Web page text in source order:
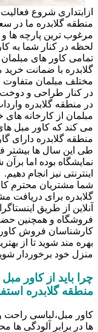
ازابتداری شروع
منطقه گلابدره ما در
مرغوب ترین پارچه ها
لحظه در کنار شما به
تمامی کاور های
گلابدره با ضمانت
مختلف مبلمان متفاوت
در کنار طراحی و دوخت
در منطقه گلابدره
مبلمان از کارخانه های
می کند که کاور مبل
منطقه گلابدره دارای
طی این سال ها بیشتر
نمایشگاه بوده اما
اینترنتی نیز انجام دهیم.
شما مشتریان محترم
گلابدره برای دریافت
آنلاین از طریق
فروشگاه و همچنین
کارشناسان فروش کاور
بهره مند شوید تا از
منزل خود برخوردار
چرا باید از کاور
منطقه گلابدره
کاور مبل،لباسی راحت
ها در برابر آلودگی